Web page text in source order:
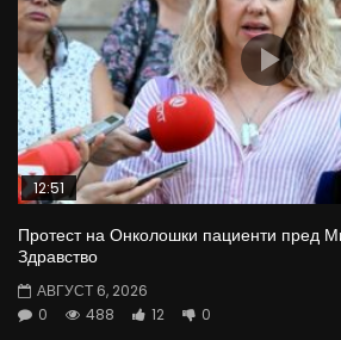
12:51
Протест на Онколошки пациенти пред
Здравство
АВГУСТ 6, 2026
0
488 12 0